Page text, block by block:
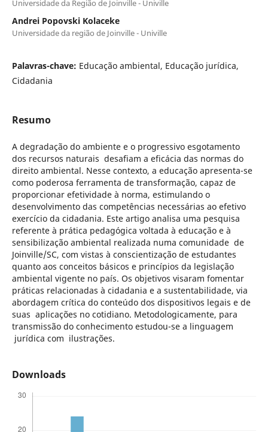
Universidade da Região de Joinville - Univille
Andrei Popovski Kolaceke
Universidade da região de Joinville - Univille
Palavras-chave: Educação ambiental, Educação jurídica,
Cidadania
Resumo
A degradação do ambiente e o progressivo esgotamento
dos recursos naturais desafiam a eficácia das normas do
direito ambiental. Nesse contexto, a educação apresenta-se
como poderosa ferramenta de transformação, capaz de
proporcionar efetividade à norma, estimulando o
desenvolvimento das competências necessárias ao efetivo
exercício da cidadania. Este artigo analisa uma pesquisa
referente à prática pedagógica voltada à educação e à
sensibilização ambiental realizada numa comunidade de
Joinville/SC, com vistas à conscientização de estudantes
quanto aos conceitos básicos e princípios da legislação
ambiental vigente no país. Os objetivos visaram fomentar
práticas relacionadas à cidadania e a sustentabilidade, via
abordagem crítica do conteúdo dos dispositivos legais e de
suas aplicações no cotidiano. Metodologicamente, para
transmissão do conhecimento estudou-se a linguagem
jurídica com ilustrações.
Downloads